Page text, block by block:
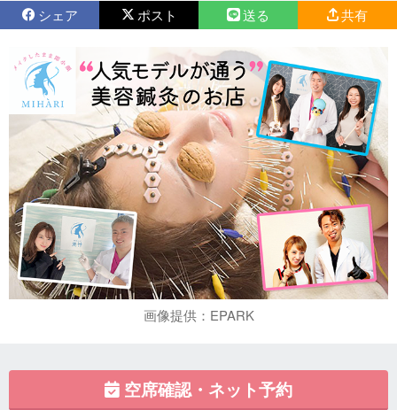
シェア ポスト 送る 共有
画像提供：EPARK
空席確認・ネット予約